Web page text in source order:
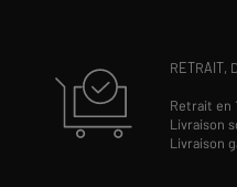
RETRAIT,
Retrait en
Livraison
Livraison